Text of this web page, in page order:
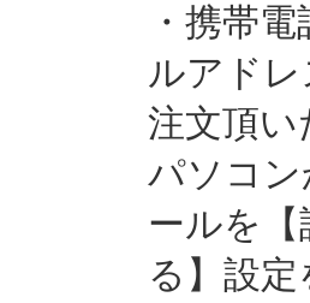
・携帯
ルアド
注文頂い
パソコ
ールを【
る】設